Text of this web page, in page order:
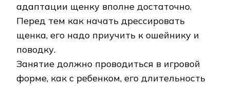
адаптации щенку вполне достаточно.
Перед тем как начать дрессировать
щенка, его надо приучить к ошейнику и
поводку.
Занятие должно проводиться в игровой
форме, как с ребенком, его длительность